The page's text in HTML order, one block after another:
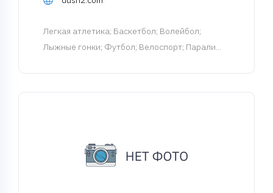
Легкая атлетика; Баскетбол; Волейбол;
Лыжные гонки; Футбол; Велоспорт; Парали...